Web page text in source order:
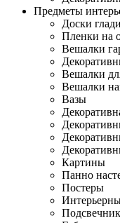
Предметы
Доски
Пленки на
Вешалки
Вешалки
Вешалки
Вазы
Картины
Панно
Постеры